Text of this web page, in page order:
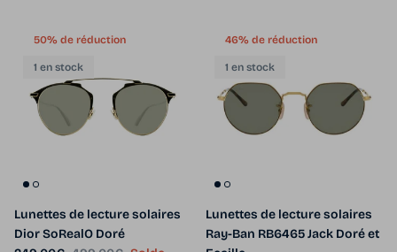
50% de réduction
1 en stock
Lunettes de lecture solaires
Dior SoRealO Doré
46% de réduction
1 en stock
Lunettes de lecture solaires
Ray-Ban RB6465 Jack Doré et